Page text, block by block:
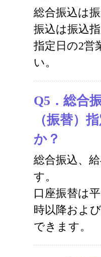
総合振込は
振込は振込
指定日の2営
い。
Q5．総合
（振替）
か？
総合振込、
す。
口座振替は
時以降およ
できます。